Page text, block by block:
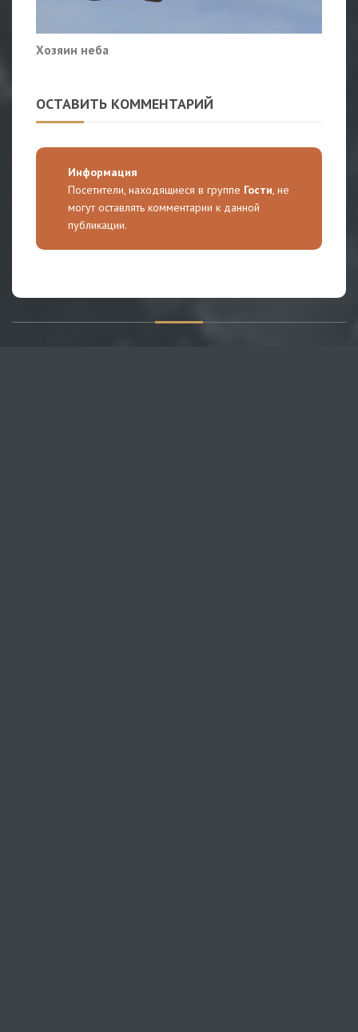
Хозяин неба
ОСТАВИТЬ КОММЕНТАРИЙ
Информация
Посетители, находящиеся в группе Гости, не
могут оставлять комментарии к данной
публикации.